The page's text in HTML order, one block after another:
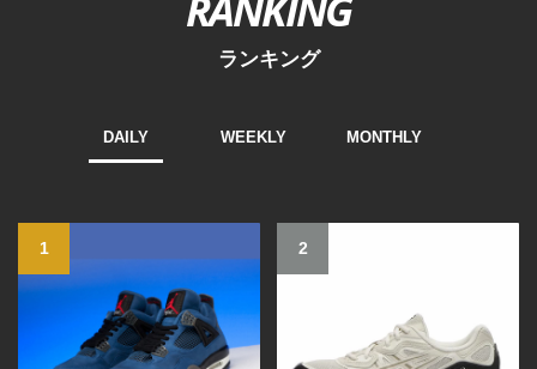
ランキング
DAILY WEEKLY MONTHLY
1 2